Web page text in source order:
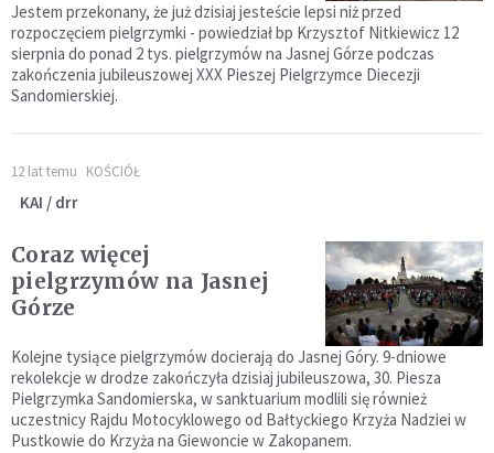
Jestem przekonany, że już dzisiaj jesteście lepsi niż przed
rozpoczęciem pielgrzymki - powiedział bp Krzysztof Nitkiewicz 12
sierpnia do ponad 2 tys. pielgrzymów na Jasnej Górze podczas
zakończenia jubileuszowej XXX Pieszej Pielgrzymce Diecezji
Sandomierskiej.
12 lat temu KOŚCIÓŁ
KAI / drr
Coraz więcej
pielgrzymów na Jasnej
Górze
Kolejne tysiące pielgrzymów docierają do Jasnej Góry. 9-dniowe
rekolekcje w drodze zakończyła dzisiaj jubileuszowa, 30. Piesza
Pielgrzymka Sandomierska, w sanktuarium modlili się również
uczestnicy Rajdu Motocyklowego od Bałtyckiego Krzyża Nadziei w
Pustkowie do Krzyża na Giewoncie w Zakopanem.